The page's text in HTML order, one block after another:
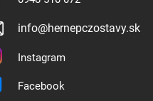
info@hernepczostavy.sk
Instagram
Facebook